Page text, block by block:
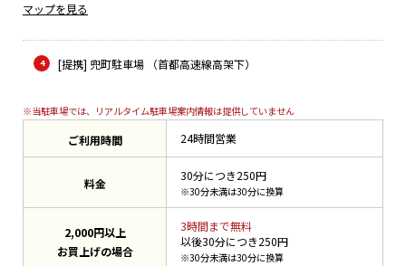
マップを見る
[提携] 兜町駐車場 （首都高速線高架下）
※当駐車場では、リアルタイム駐車場案内情報は提供していません
ご利用時間 24時間営業
料金
30分につき250円
※30分未満は30分に換算
2,000円以上
お買上げの場合
3時間まで無料
以後30分につき250円
※30分未満は30分に換算